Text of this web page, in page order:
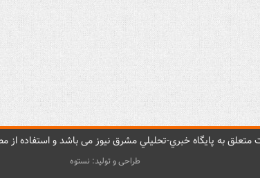
به پایگاه خبري-تحليلي مشرق نيوز می باشد و استفاده از
طراحی و تولید: نستوه